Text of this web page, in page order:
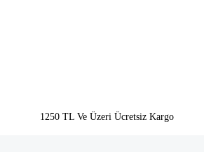
1250 TL Ve Üzeri Ücretsiz Kargo